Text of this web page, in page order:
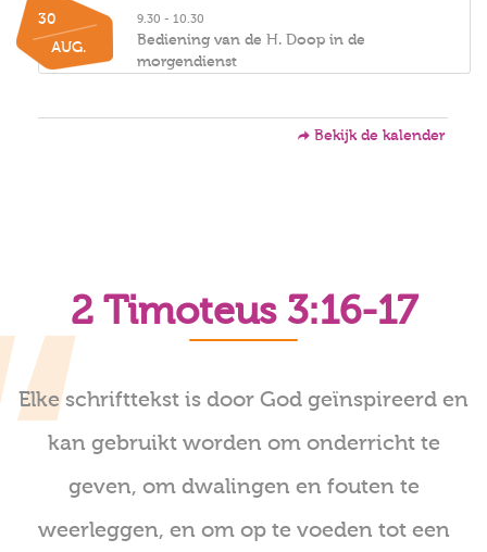
30
AUG.
9.30 - 10.30
Bediening van de H. Doop in de
morgendienst
Bekijk de kalender
2 Timoteus 3:16-17
Elke schrifttekst is door God geïnspireerd en
kan gebruikt worden om onderricht te
geven, om dwalingen en fouten te
weerleggen, en om op te voeden tot een